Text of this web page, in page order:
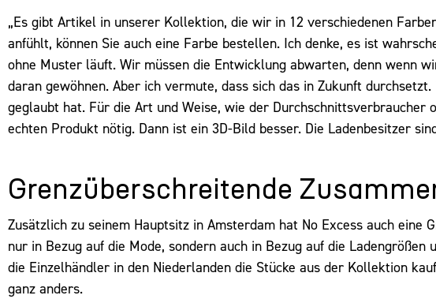
„Es gibt Artikel in unserer Kollektion, die wir in 12 verschiedenen
anfühlt, können Sie auch eine Farbe bestellen. Ich denke, es ist
ohne Muster läuft. Wir müssen die Entwicklung abwarten, denn wenn
daran gewöhnen. Aber ich vermute, dass sich das in Zukunft
geglaubt hat. Für die Art und Weise, wie der
echten Produkt nötig. Dann ist ein 3D-Bild besser. Die Ladenbesitzer
Grenzüberschreitende
Zusätzlich zu seinem Hauptsitz in Amsterdam hat No Excess auch eine
nur in Bezug auf die Mode, sondern auch in Bezug auf die
die Einzelhändler in den Niederlanden die Stücke aus der Kollektion
ganz anders.